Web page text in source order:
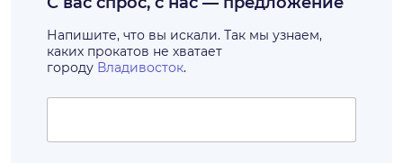
Напишите, что вы искали. Так мы узнаем,
каких прокатов не хватает
городу Владивосток.